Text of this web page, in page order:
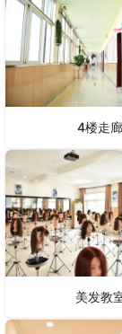
4楼走廊
美发教